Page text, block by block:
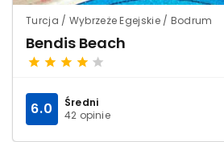
Turcja / Wybrzeże Egejskie / Bodrum
Bendis Beach
Średni
42 opinie
6.0